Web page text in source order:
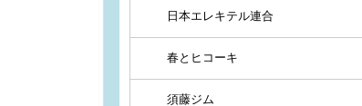
日本エレキテル連合
春とヒコーキ
須藤ジム